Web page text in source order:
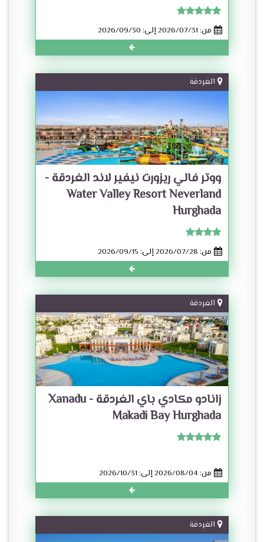
من: 2026/07/31 إلى: 2026/09/30
الغردقة
ووتر فالي ريزورت نيفير لاند الغردقة -
Water Valley Resort Neverland
Hurghada
من: 2026/07/28 إلى: 2026/09/15
الغردقة
زانادو مكادي باي الغردقة - Xanadu
Makadi Bay Hurghada
من: 2026/08/04 إلى: 2026/10/31
الغردقة